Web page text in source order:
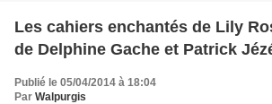
Les cahiers enchantés de Lily
de Delphine Gache et Patrick
Publié le 05/04/2014 à 18:04
Par Walpurgis